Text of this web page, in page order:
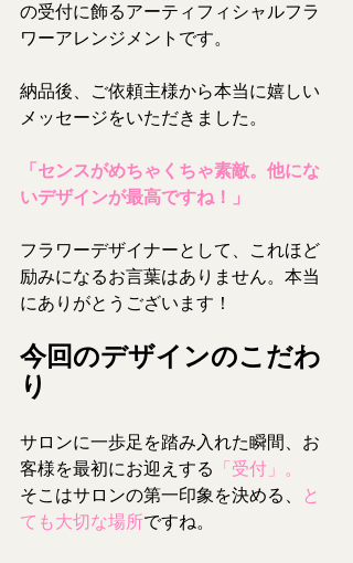
の受付に飾るアーティフィシャルフラ
ワーアレンジメントです。
納品後、ご依頼主様から本当に嬉しい
メッセージをいただきました。
「センスがめちゃくちゃ素敵。他にな
いデザインが最高ですね！」
フラワーデザイナーとして、これほど
励みになるお言葉はありません。本当
にありがとうございます！
今回のデザインのこだわ
り
サロンに一歩足を踏み入れた瞬間、お
客様を最初にお迎えする
「受付」。
そこはサロンの第一印象を決める、
と
ても大切な場所ですね。